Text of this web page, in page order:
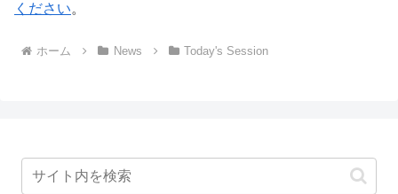
ください。
ホーム News Today's Session